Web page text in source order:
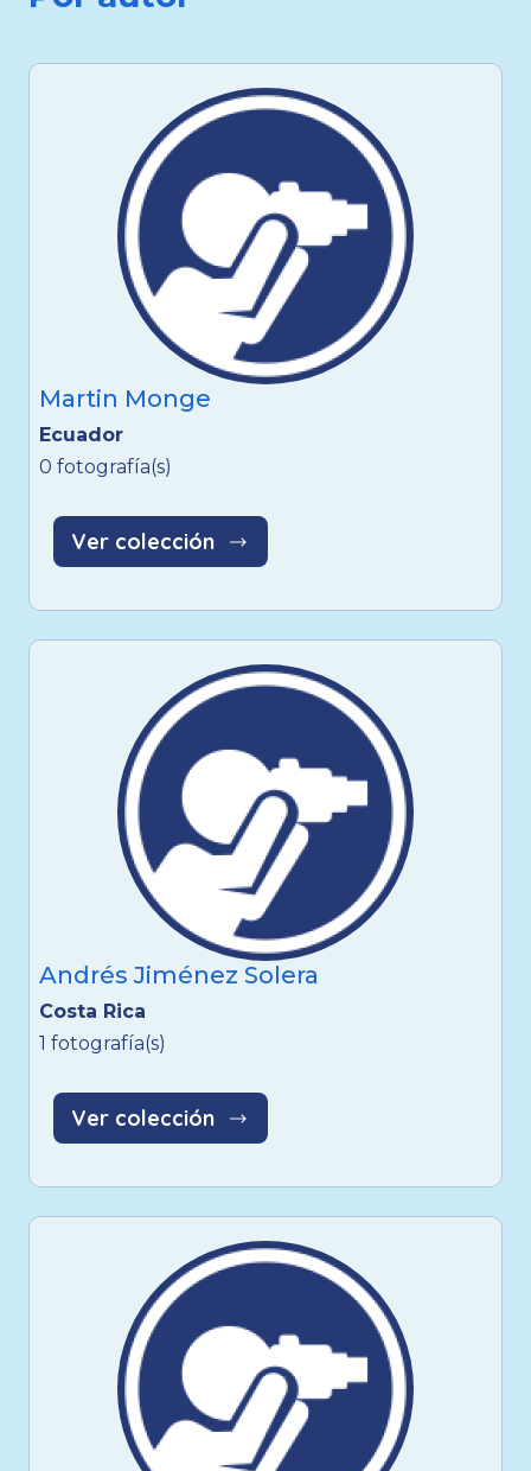
Martin Monge
Ecuador
0 fotografía(s)
Ver colección
Andrés Jiménez Solera
Costa Rica
1 fotografía(s)
Ver colección